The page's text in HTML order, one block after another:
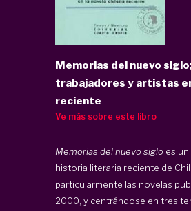
Memorias del nuevo
trabajadores y artistas
reciente
Ve más sobre este libro
Memorias del nuevo siglo es
historia literaria reciente de
particularmente las novelas
2000, y centrándose en tres